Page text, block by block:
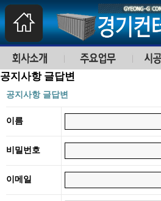
공지사항 글답변
공지사항 글답변
이름
비밀번호
이메일